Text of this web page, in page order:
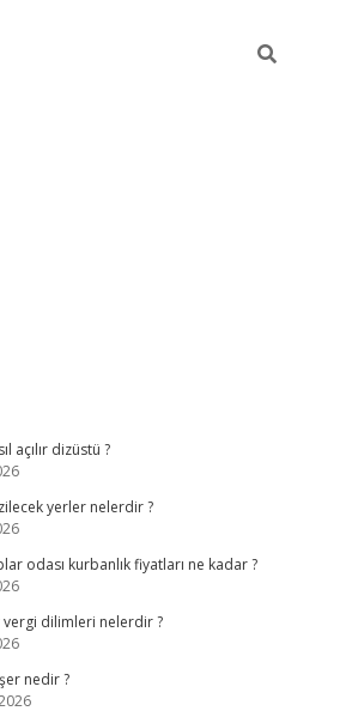
açılır dizüstü ?
yerler nelerdir ?
odası kurbanlık fiyatları ne kadar ?
vergi dilimleri nelerdir ?
nedir ?